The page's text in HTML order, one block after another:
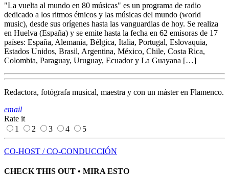
"La vuelta al mundo en 80 músicas" es un programa de radio
dedicado a los ritmos étnicos y las músicas del mundo (world
music), desde sus orígenes hasta las vanguardias de hoy. Se realiza
en Huelva (España) y se emite hasta la fecha en 62 emisoras de 17
países: España, Alemania, Bélgica, Italia, Portugal, Eslovaquia,
Estados Unidos, Brasil, Argentina, México, Chile, Costa Rica,
Colombia, Paraguay, Uruguay, Ecuador y La Guayana […]
Redactora, fotógrafa musical, maestra y con un máster en Flamenco.
email
Rate it
1
2 3 4 5
CO-HOST / CO-CONDUCCIÓN
CHECK THIS OUT • MIRA ESTO